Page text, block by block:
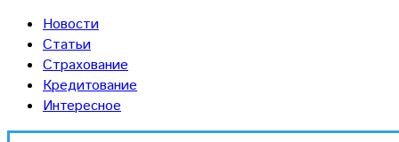
Новости
Статьи
Страхование
Кредитование
Интересное